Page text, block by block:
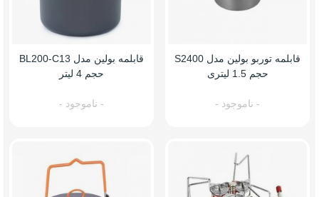
قابلمه توربو بولین مدل S2400
حجم 1.5 لیتری
- ناموجود -
قابلمه بولین مدل BL200-C13
حجم 4 لیتر
- ناموجود -